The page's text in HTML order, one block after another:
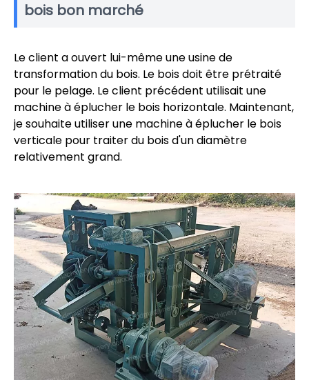
bois bon marché
Le client a ouvert lui-même une usine de
transformation du bois. Le bois doit être prétraité
pour le pelage. Le client précédent utilisait une
machine à éplucher le bois horizontale. Maintenant,
je souhaite utiliser une machine à éplucher le bois
verticale pour traiter du bois d'un diamètre
relativement grand.